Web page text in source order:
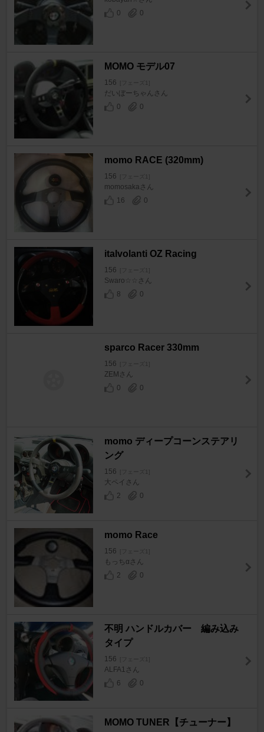
0
0
MOMO モデル07
156 [フェーズ1]
だいぼーちゃんさん
0
0
momo RACE (320mm)
156 [フェーズ1]
momosakaさん
16
0
italvolanti OZ Racing
156 [フェーズ1]
Swaro☆☆さん
8
0
sparco Racer 330mm
156 [フェーズ1]
ZEMさん
0
0
momo ディープコーンステアリ
ング
156 [フェーズ1]
大ペイさん
2
0
momo Race
156 [フェーズ1]
もっちαさん
2
0
不明 ハンドルカバー 編み込み
タイプ
156 [フェーズ1]
ALFA1さん
6
0
MOMO TUNER【チューナー】